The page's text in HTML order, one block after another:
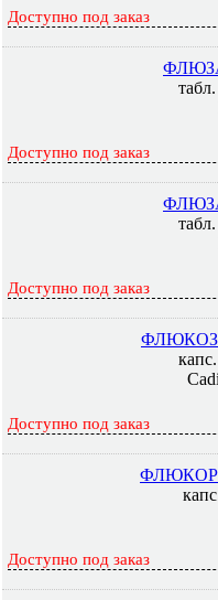
Доступно под заказ
Доступно под заказ
Доступно под заказ
Доступно под заказ
Доступно под заказ